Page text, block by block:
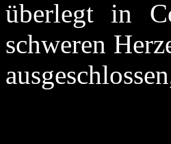
überlegt in
schweren